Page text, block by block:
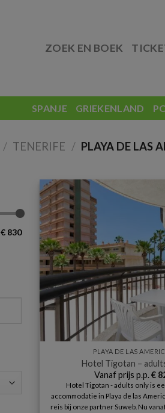
ZOEK EN BOEK
SPANJE GRIEKENLAND
/ TENERIFE / PLAYA DE LAS
€ 830
PLAYA DE LAS
Hotel Tigotan –
Vanaf prijs p.p.€
Hotel Tigotan - adults only is
accommodatie in Playa de las
reis bij onze partner Suweb. Nu